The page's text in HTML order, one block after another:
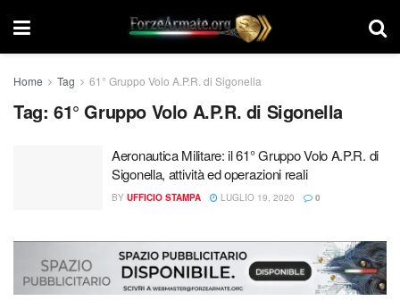
Home Tag 61° Gruppo Volo A.P.R. di Sigonella
Tag: 61° Gruppo Volo A.P.R. di Sigonella
Aeronautica Militare: il 61° Gruppo Volo A.P.R. di
Sigonella, attività ed operazioni reali
BY UFFICIO STAMPA LUGLIO 19, 2020 0